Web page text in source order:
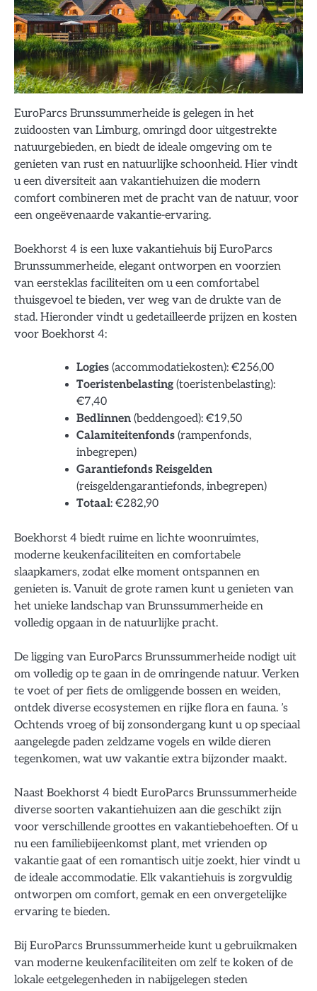
EuroParcs Brunssummerheide is gelegen in het
zuidoosten van Limburg, omringd door uitgestrekte
natuurgebieden, en biedt de ideale omgeving om te
genieten van rust en natuurlijke schoonheid. Hier vindt
u een diversiteit aan vakantiehuizen die modern
comfort combineren met de pracht van de natuur, voor
een ongeëvenaarde vakantie-ervaring.
Boekhorst 4 is een luxe vakantiehuis bij EuroParcs
Brunssummerheide, elegant ontworpen en voorzien
van eersteklas faciliteiten om u een comfortabel
thuisgevoel te bieden, ver weg van de drukte van de
stad. Hieronder vindt u gedetailleerde prijzen en kosten
voor Boekhorst 4:
Logies (accommodatiekosten): €256,00
Toeristenbelasting (toeristenbelasting):
€7,40
Bedlinnen (beddengoed): €19,50
Calamiteitenfonds (rampenfonds,
inbegrepen)
Garantiefonds Reisgelden
(reisgeldengarantiefonds, inbegrepen)
Totaal: €282,90
Boekhorst 4 biedt ruime en lichte woonruimtes,
moderne keukenfaciliteiten en comfortabele
slaapkamers, zodat elke moment ontspannen en
genieten is. Vanuit de grote ramen kunt u genieten van
het unieke landschap van Brunssummerheide en
volledig opgaan in de natuurlijke pracht.
De ligging van EuroParcs Brunssummerheide nodigt uit
om volledig op te gaan in de omringende natuur. Verken
te voet of per fiets de omliggende bossen en weiden,
ontdek diverse ecosystemen en rijke flora en fauna. ’s
Ochtends vroeg of bij zonsondergang kunt u op speciaal
aangelegde paden zeldzame vogels en wilde dieren
tegenkomen, wat uw vakantie extra bijzonder maakt.
Naast Boekhorst 4 biedt EuroParcs Brunssummerheide
diverse soorten vakantiehuizen aan die geschikt zijn
voor verschillende groottes en vakantiebehoeften. Of u
nu een familiebijeenkomst plant, met vrienden op
vakantie gaat of een romantisch uitje zoekt, hier vindt u
de ideale accommodatie. Elk vakantiehuis is zorgvuldig
ontworpen om comfort, gemak en een onvergetelijke
ervaring te bieden.
Bij EuroParcs Brunssummerheide kunt u gebruikmaken
van moderne keukenfaciliteiten om zelf te koken of de
lokale eetgelegenheden in nabijgelegen steden